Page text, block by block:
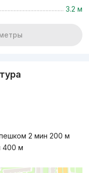
3.2 м
2 мин 200 м
400 м